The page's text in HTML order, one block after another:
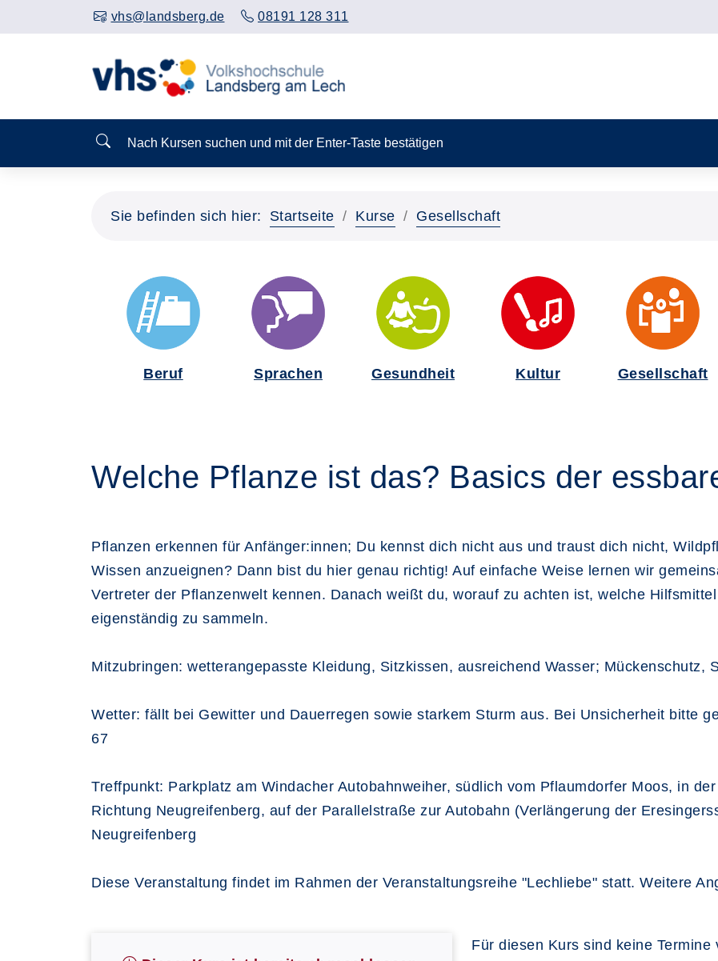
vhs@landsberg.de 08191 128 311
Nach Kursen suchen und mit der Enter-Taste bestätigen
Sie befinden sich hier: Startseite Kurse Gesellschaft
Beruf Sprachen Gesundheit Kultur Gesellschaft
Welche Pflanze ist das? Basics der
Pflanzen erkennen für Anfänger:innen; Du kennst dich nicht aus und traust dich nicht,
Wissen anzueignen? Dann bist du hier genau richtig! Auf einfache Weise lernen wir
Vertreter der Pflanzenwelt kennen. Danach weißt du, worauf zu achten ist, welche
eigenständig zu sammeln.
Mitzubringen: wetterangepasste Kleidung, Sitzkissen, ausreichend Wasser; Mückenschutz,
Wetter: fällt bei Gewitter und Dauerregen sowie starkem Sturm aus. Bei Unsicherheit bitte
67
Treffpunkt: Parkplatz am Windacher Autobahnweiher, südlich vom Pflaumdorfer Moos, in
Richtung Neugreifenberg, auf der Parallelstraße zur Autobahn (Verlängerung der
Neugreifenberg
Diese Veranstaltung findet im Rahmen der Veranstaltungsreihe "Lechliebe" statt. Weitere
Für diesen Kurs sind keine Termine